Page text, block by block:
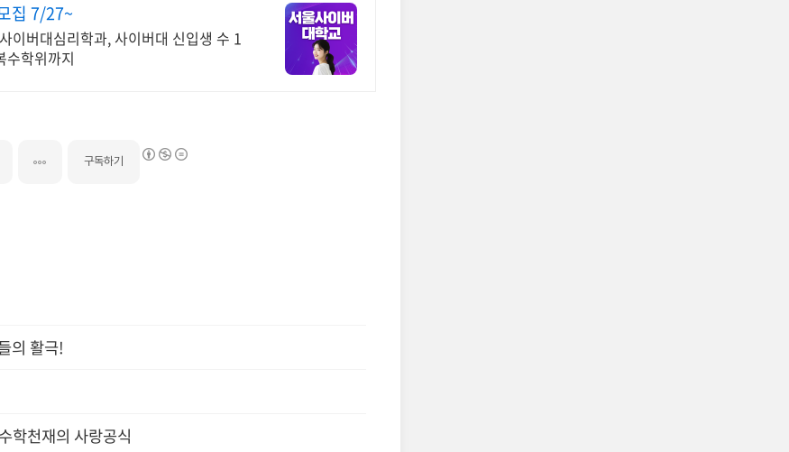
집 7/27~
이버대심리학과, 사이버대 신입생 수 1
수학위까지
구독하기
의 활극!
학천재의 사랑공식